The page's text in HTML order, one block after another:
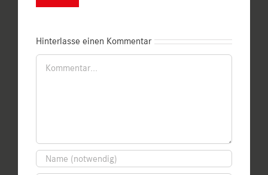
Hinterlasse einen Kommentar
Kommentar